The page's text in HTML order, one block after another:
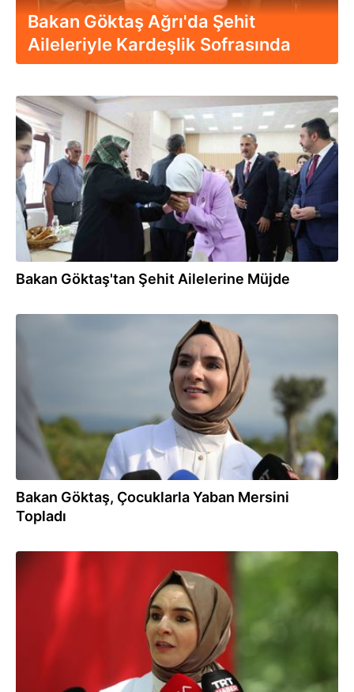
Bakan Göktaş Ağrı'da Şehit
Aileleriyle Kardeşlik Sofrasında
18:33
Bakan Göktaş'tan Şehit Ailelerine Müjde
Bakan Göktaş, Çocuklarla Yaban Mersini
Topladı